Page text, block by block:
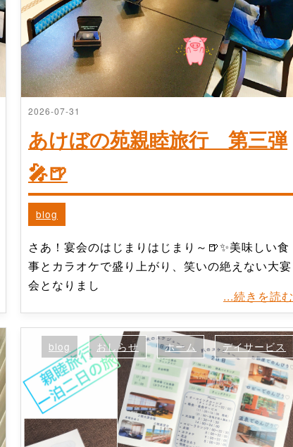
2026-07-31
あけぼの苑親睦旅行 第三弾
🎤🍺
blog
さあ！宴会のはじまりはじまり～🍺✨美味しい食
事とカラオケで盛り上がり、笑いの絶えない大宴
会となりまし
...続きを読む
blog おしらせ ホーム デイサービス